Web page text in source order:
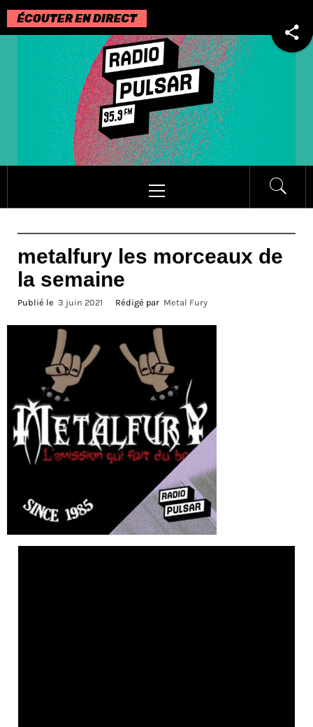
Passer
au
contenu
principal
metalfury les morceaux de
la semaine
Publié le 3 juin 2021 Rédigé par Metal Fury